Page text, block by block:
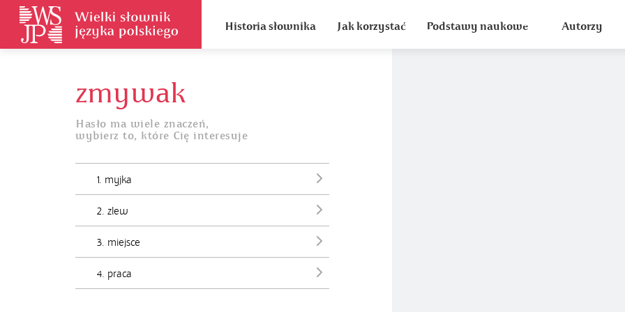
Historia słownika Jak korzystać Podstawy naukowe Autorzy
zmywak
Hasło ma wiele znaczeń,
wybierz to, które Cię interesuje
1. myjka
2. zlew
3. miejsce
4. praca